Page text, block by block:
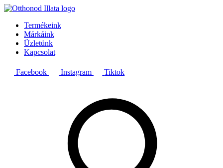
Termékeink
Márkáink
Üzletünk
Kapcsolat
Facebook Instagram Tiktok